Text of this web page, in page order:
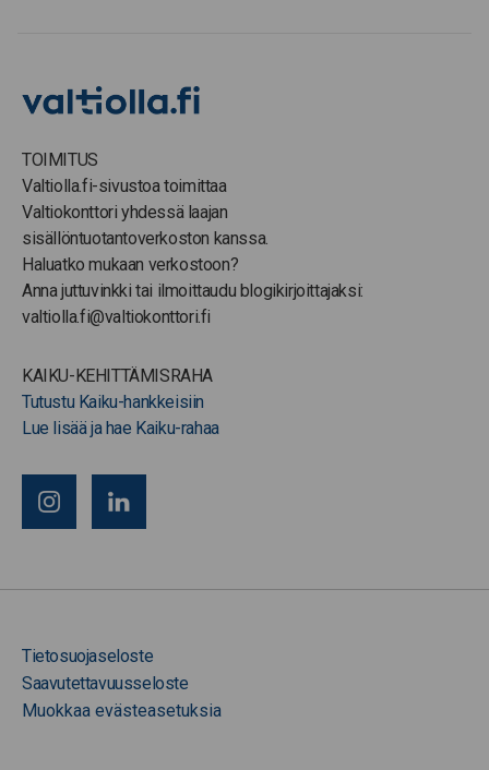
TOIMITUS
Valtiolla.fi-sivustoa toimittaa
Valtiokonttori yhdessä laajan
sisällöntuotantoverkoston kanssa.
Haluatko mukaan verkostoon?
Anna juttuvinkki tai ilmoittaudu blogikirjoittajaksi:
valtiolla.fi@valtiokonttori.fi
KAIKU-KEHITTÄMISRAHA
Tutustu Kaiku-hankkeisiin
Lue lisää ja hae Kaiku-rahaa
Tietosuojaseloste
Saavutettavuusseloste
Muokkaa evästeasetuksia